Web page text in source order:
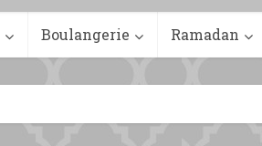
Boulangerie Ramadan